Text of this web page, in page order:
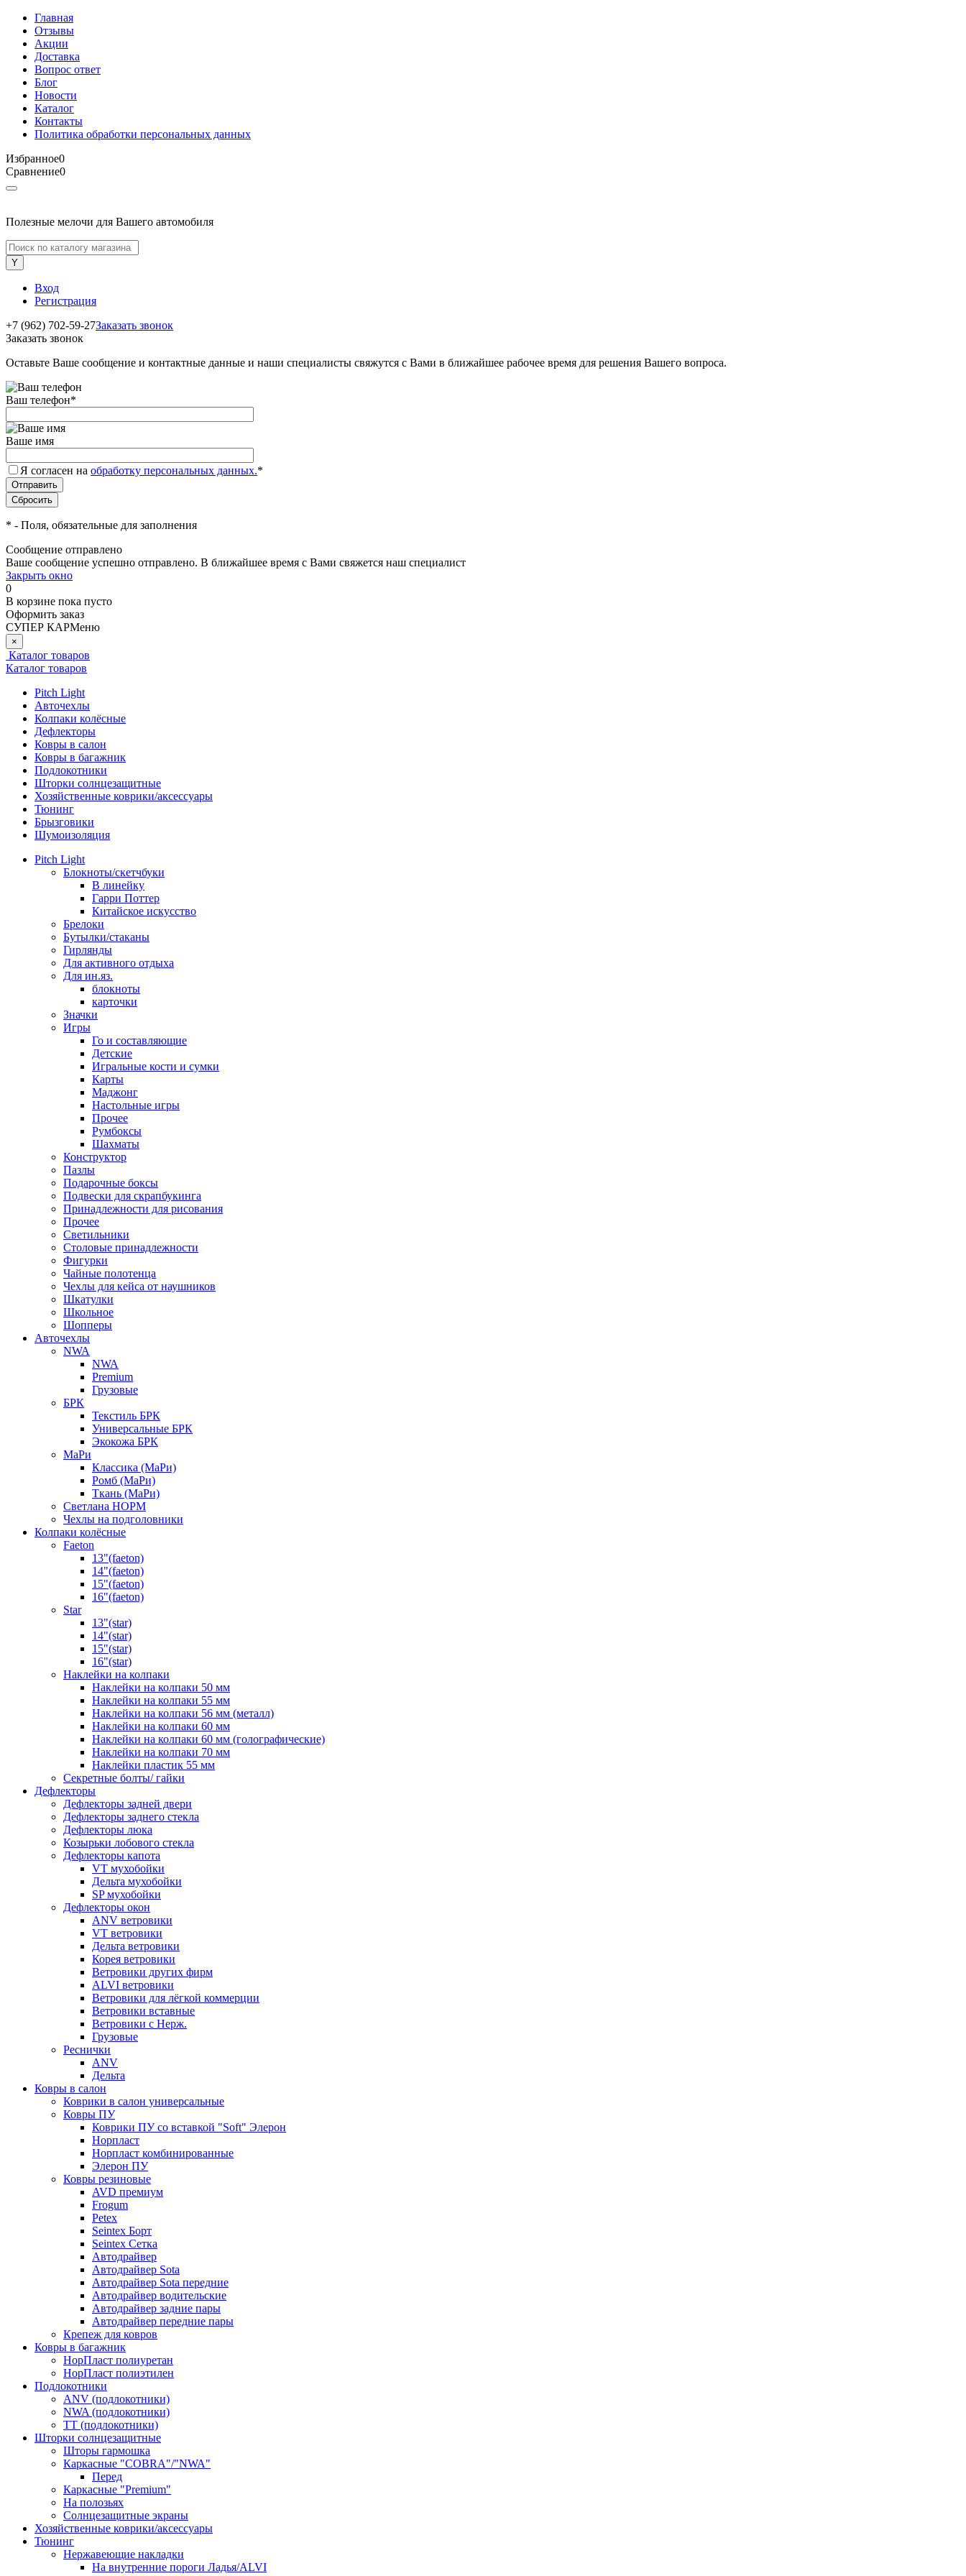
Главная
Отзывы
Акции
Доставка
Вопрос ответ
Блог
Новости
Каталог
Контакты
Политика обработки персональных данных
Избранное0
Сравнение0
Полезные мелочи для Вашего автомобиля
Вход
Регистрация
+7 (962) 702-59-27Заказать звонок
Заказать звонок
Оставьте Ваше сообщение и контактные данные и наши специалисты свяжутся с Вами в ближайшее рабочее время для решения Вашего вопроса.
Ваш телефон*
Ваше имя
Я согласен на обработку персональных данных.*
* - Поля, обязательные для заполнения
Сообщение отправлено
Ваше сообщение успешно отправлено. В ближайшее время с Вами свяжется наш специалист
Закрыть окно
0
В корзине пока пусто
Оформить заказ
СУПЕР КАРМеню
×
Каталог товаров
Каталог товаров
Pitch Light
Авточехлы
Колпаки колёсные
Дефлекторы
Ковры в салон
Ковры в багажник
Подлокотники
Шторки солнцезащитные
Хозяйственные коврики/аксессуары
Тюнинг
Брызговики
Шумоизоляция
Pitch Light
Блокноты/скетчбуки
В линейку
Гарри Поттер
Китайское искусство
Брелоки
Бутылки/стаканы
Гирлянды
Для активного отдыха
Для ин.яз.
блокноты
карточки
Значки
Игры
Го и составляющие
Детские
Игральные кости и сумки
Карты
Маджонг
Настольные игры
Прочее
Румбоксы
Шахматы
Конструктор
Пазлы
Подарочные боксы
Подвески для скрапбукинга
Принадлежности для рисования
Прочее
Светильники
Столовые принадлежности
Фигурки
Чайные полотенца
Чехлы для кейса от наушников
Шкатулки
Школьное
Шопперы
Авточехлы
NWA
NWA
Premium
Грузовые
БРК
Текстиль БРК
Универсальные БРК
Экокожа БРК
МаРи
Классика (МаРи)
Ромб (МаРи)
Ткань (МаРи)
Светлана НОРМ
Чехлы на подголовники
Колпаки колёсные
Faeton
13"(faeton)
14"(faeton)
15"(faeton)
16"(faeton)
Star
13"(star)
14"(star)
15"(star)
16"(star)
Наклейки на колпаки
Наклейки на колпаки 50 мм
Наклейки на колпаки 55 мм
Наклейки на колпаки 56 мм (металл)
Наклейки на колпаки 60 мм
Наклейки на колпаки 60 мм (голографические)
Наклейки на колпаки 70 мм
Наклейки пластик 55 мм
Секретные болты/ гайки
Дефлекторы
Дефлекторы задней двери
Дефлекторы заднего стекла
Дефлекторы люка
Козырьки лобового стекла
Дефлекторы капота
VT мухобойки
Дельта мухобойки
SP мухобойки
Дефлекторы окон
ANV ветровики
VT ветровики
Дельта ветровики
Корея ветровики
Ветровики других фирм
ALVI ветровики
Ветровики для лёгкой коммерции
Ветровики вставные
Ветровики с Нерж.
Грузовые
Реснички
ANV
Дельта
Ковры в салон
Коврики в салон универсальные
Ковры ПУ
Коврики ПУ со вставкой "Soft" Элерон
Норпласт
Норпласт комбинированные
Элерон ПУ
Ковры резиновые
AVD премиум
Frogum
Petex
Seintex Борт
Seintex Сетка
Автодрайвер
Автодрайвер Sota
Автодрайвер Sota передние
Автодрайвер водительские
Автодрайвер задние пары
Автодрайвер передние пары
Крепеж для ковров
Ковры в багажник
НорПласт полиуретан
НорПласт полиэтилен
Подлокотники
ANV (подлокотники)
NWA (подлокотники)
TT (подлокотники)
Шторки солнцезащитные
Шторы гармошка
Каркасные "COBRA"/"NWA"
Перед
Каркасные "Premium"
На полозьях
Солнцезащитные экраны
Хозяйственные коврики/аксессуары
Тюнинг
Нержавеющие накладки
На внутренние пороги Ладья/ALVI